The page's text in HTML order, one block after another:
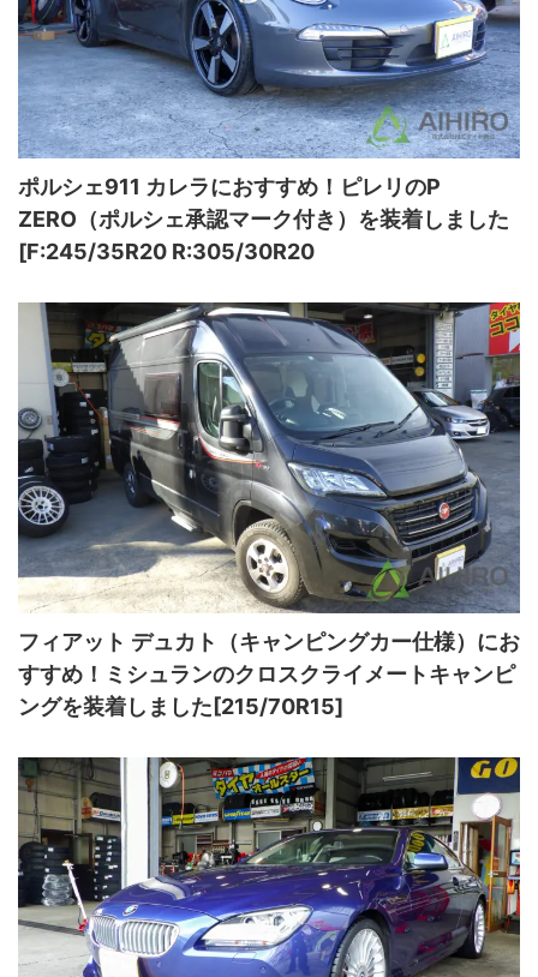
ポルシェ911 カレラにおすすめ！ピレリのP
ZERO（ポルシェ承認マーク付き）を装着しました
[F:245/35R20 R:305/30R20
フィアット デュカト（キャンピングカー仕様）にお
すすめ！ミシュランのクロスクライメートキャンピ
ングを装着しました[215/70R15]